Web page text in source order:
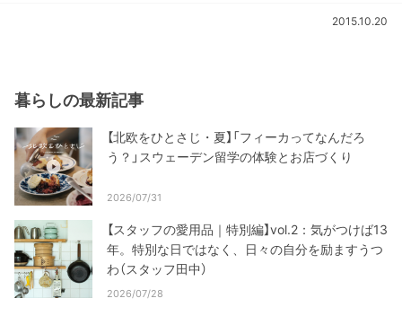
2015.10.20
暮らしの最新記事
【北欧をひとさじ・夏】「フィーカってなんだろ
う？」スウェーデン留学の体験とお店づくり
2026/07/31
【スタッフの愛用品｜特別編】vol.2：気がつけば13
年。特別な日ではなく、日々の自分を励ますうつ
わ（スタッフ田中）
2026/07/28